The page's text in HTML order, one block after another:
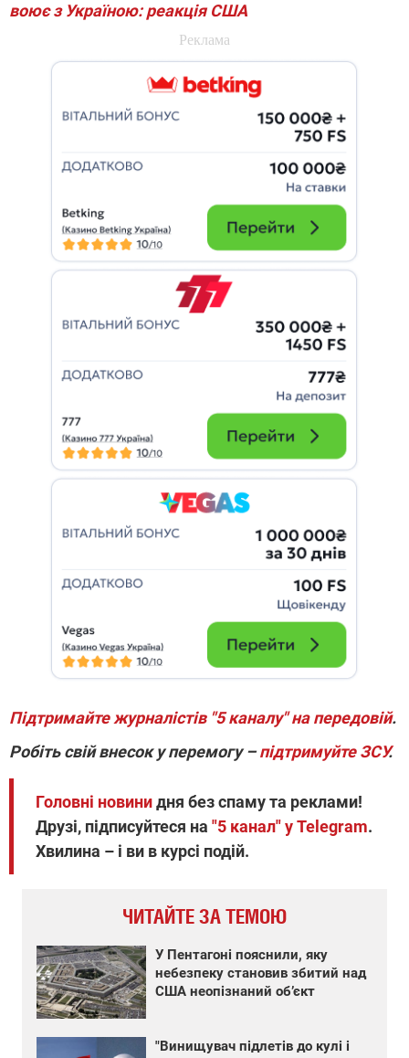
воює з Україною: реакція США
Підтримайте журналістів "5 каналу" на передовій.
Робіть свій внесок у перемогу –підтримуйте ЗСУ.
Головні новинидня без спаму та реклами!
Друзі, підписуйтеся на "5 канал" у Telegram.
Хвилина – і ви в курсі подій.
ЧИТАЙТЕ ЗА ТЕМОЮ
У Пентагоні пояснили, яку
небезпеку становив збитий над
США неопізнаний об’єкт
"Винищувач підлетів до кулі і